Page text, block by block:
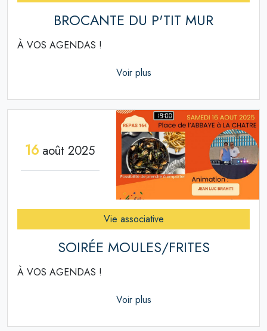
BROCANTE DU P'TIT MUR
À VOS AGENDAS !
Voir plus
16 août 2025
Vie associative
SOIRÉE MOULES/FRITES
À VOS AGENDAS !
Voir plus